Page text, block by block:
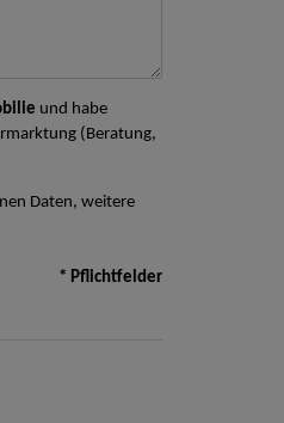
und habe
(Beratung,
Daten, weitere
* Pflichtfelder